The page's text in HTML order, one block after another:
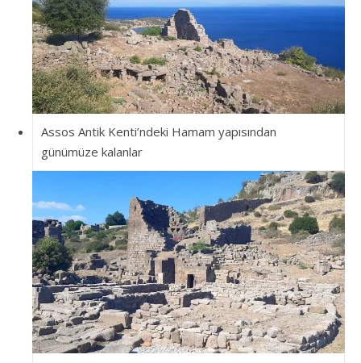
Assos Antik Kenti’ndeki Hamam yapısından
günümüze kalanlar